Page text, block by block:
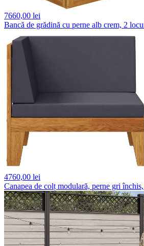
7660,00 lei
Bancă de grădină cu perne alb crem, 2
4760,00 lei
Canapea de colț modulară, perne gri